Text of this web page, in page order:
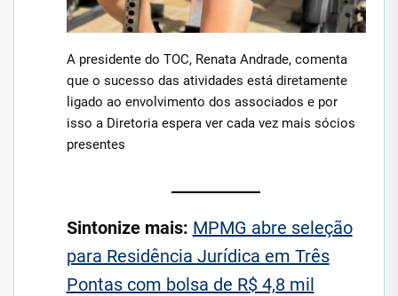
A presidente do TOC, Renata Andrade, comenta
que o sucesso das atividades está diretamente
ligado ao envolvimento dos associados e por
isso a Diretoria espera ver cada vez mais sócios
presentes
Sintonize mais: MPMG abre seleção
para Residência Jurídica em Três
Pontas com bolsa de R$ 4,8 mil